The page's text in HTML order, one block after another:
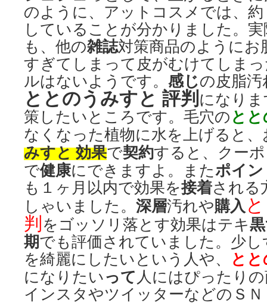
のように、アットコスメでは、
していることが分かりました。
も、他の雑誌対策商品のように
すぎてしまって皮がむけてしま
ルはないようです。 感じの皮脂
ととのうみすと 評判になり
策したいところです。毛穴のと
なくなった植物に水を上げると
みすと 効果で契約すると、クー
で健康にできますよ。またポイ
も１ヶ月以内で効果を接着される
しゃいました。 深層汚れや購入
判をゴッソリ落とす効果はテキ
期でも評価されていました。少
を綺麗にしたいという人や、
と
になりたいって 人にはぴったり
インスタやツイッターなどのＳ